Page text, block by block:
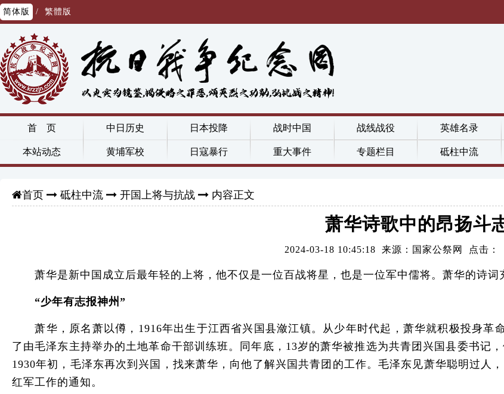
简体版 / 繁體版
首 页 中日历史 日本投降 战时中国 战线战役 英雄名录
本站动态 黄埔军校 日寇暴行 重大事件 专题栏目 砥柱中流
首页 砥柱中流 开国上将与抗战 内容正文
萧华诗歌中的昂扬斗
2024-03-18 10:45:18 来源：国家公祭网 点击：
萧华是新中国成立后最年轻的上将，他不仅是一位百战将星，也是一位军中儒将。萧华的诗词
“少年有志报神州”
萧华，原名萧以僔，1916年出生于江西省兴国县潋江镇。从少年时代起，萧华就积极投身革
了由毛泽东主持举办的土地革命干部训练班。同年底，13岁的萧华被推选为共青团兴国县委书记
1930年初，毛泽东再次到兴国，找来萧华，向他了解兴国共青团的工作。毛泽东见萧华聪明过人
红军工作的通知。